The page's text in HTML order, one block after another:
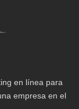
en línea para
empresa en el